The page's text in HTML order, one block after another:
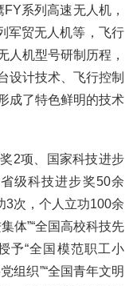
系列高速无人机，
军贸无人机等，飞行
人机型号研制历程，
设计技术、飞行控制
成了特色鲜明的技术
2项、国家科技进步
级科技进步奖50余
3次，个人立功100余
体”“全国高校科技先
予“全国模范职工小
组织”“全国青年文明